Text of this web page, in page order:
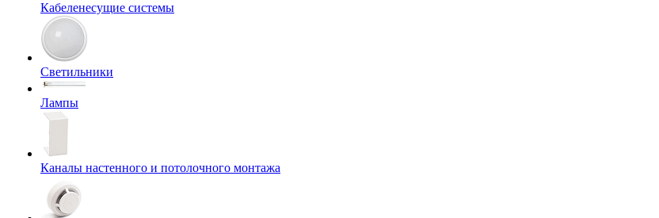
Кабеленесущие системы
Светильники
Лампы
Каналы настенного и потолочного монтажа